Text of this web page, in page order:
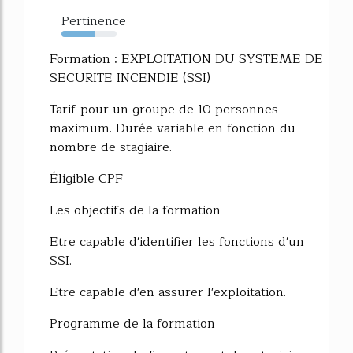
Pertinence
61%
Formation : EXPLOITATION DU SYSTEME DE
SECURITE INCENDIE (SSI)
Tarif pour un groupe de 10 personnes
maximum. Durée variable en fonction du
nombre de stagiaire.
Éligible CPF
Les objectifs de la formation
Etre capable d'identifier les fonctions d'un
SSI.
Etre capable d'en assurer l'exploitation.
Programme de la formation